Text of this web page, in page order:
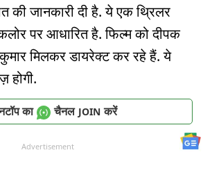
की जानकारी दी है. ये एक थ्रिलर
पर आधारित है. फिल्म को दीपक
मिलकर डायरेक्ट कर रहे हैं. ये
होगी.
का चैनल JOIN करें
Advertisement